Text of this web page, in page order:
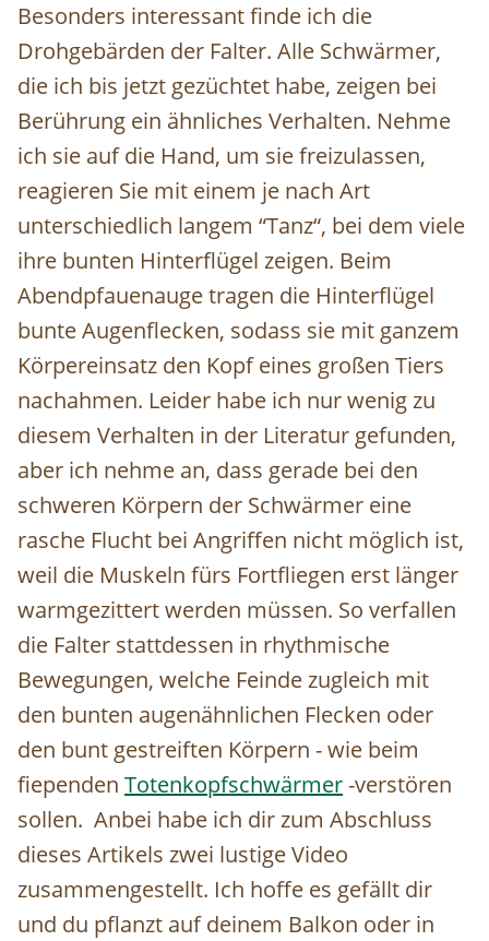
Besonders interessant finde ich die
Drohgebärden der Falter. Alle Schwärmer,
die ich bis jetzt gezüchtet habe, zeigen bei
Berührung ein ähnliches Verhalten. Nehme
ich sie auf die Hand, um sie freizulassen,
reagieren Sie mit einem je nach Art
unterschiedlich langem “Tanz“, bei dem viele
ihre bunten Hinterflügel zeigen. Beim
Abendpfauenauge tragen die Hinterflügel
bunte Augenflecken, sodass sie mit ganzem
Körpereinsatz den Kopf eines großen Tiers
nachahmen. Leider habe ich nur wenig zu
diesem Verhalten in der Literatur gefunden,
aber ich nehme an, dass gerade bei den
schweren Körpern der Schwärmer eine
rasche Flucht bei Angriffen nicht möglich ist,
weil die Muskeln fürs Fortfliegen erst länger
warmgezittert werden müssen. So verfallen
die Falter stattdessen in rhythmische
Bewegungen, welche Feinde zugleich mit
den bunten augenähnlichen Flecken oder
den bunt gestreiften Körpern - wie beim
fiependen Totenkopfschwärmer-verstören
sollen. Anbei habe ich dir zum Abschluss
dieses Artikels zwei lustige Video
zusammengestellt. Ich hoffe es gefällt dir
und du pflanzt auf deinem Balkon oder in